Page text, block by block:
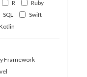
R
Ruby
SQL
Swift
Framework